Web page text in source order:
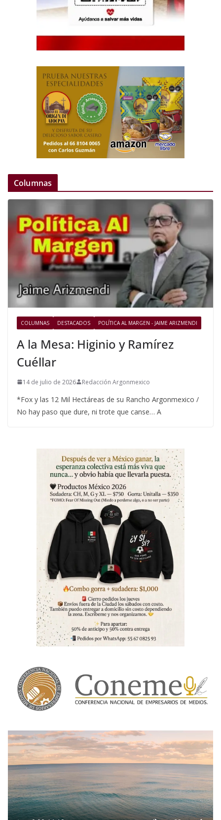
Columnas
COLUMNAS DESTACADOS POLÍTICA AL MARGEN - JAIME ARIZMENDI
A la Mesa: Higinio y Ramírez
Cuéllar
14 de julio de 2026 Redacción Argonmexico
*Fox y las 12 Mil Hectáreas de su Rancho Argonmexico /
No hay paso que dure, ni trote que canse… A